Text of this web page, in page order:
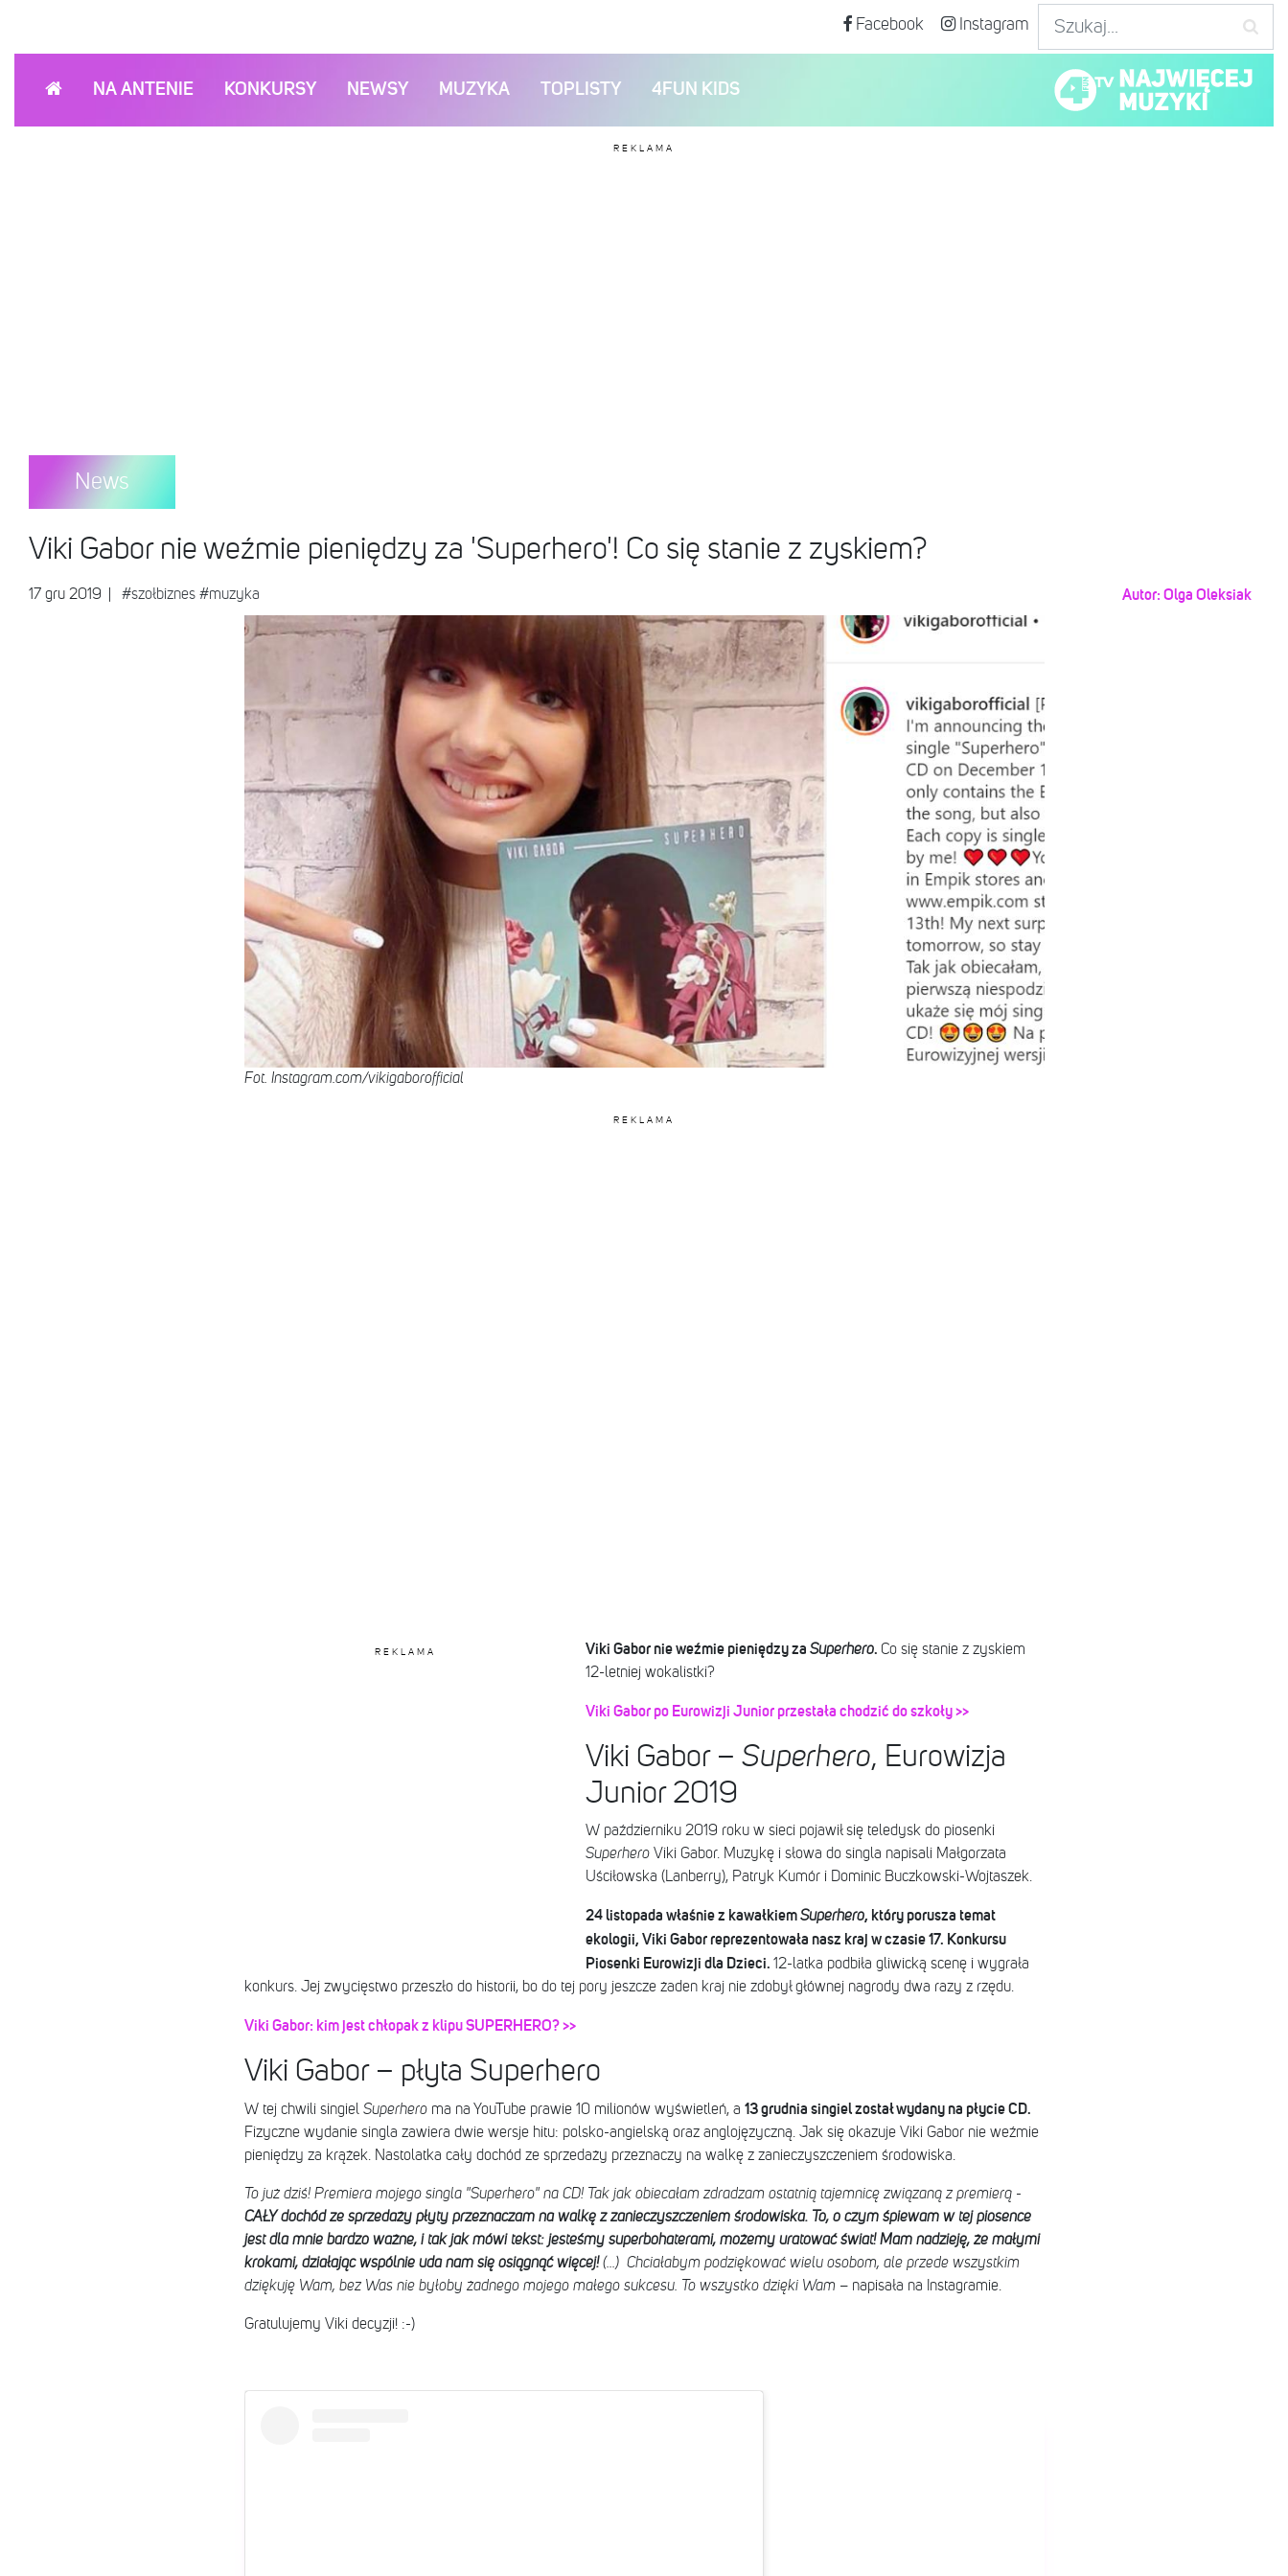
Facebook Instagram
NA ANTENIE KONKURSY NEWSY MUZYKA TOPLISTY 4FUN KIDS
REKLAMA
News
Viki Gabor nie weźmie pieniędzy za 'Superhero'! Co się stanie z zyskiem?
17 gru 2019 #szołbiznes #muzyka Autor: Olga Oleksiak
Fot. Instagram.com/vikigaborofficial
REKLAMA
REKLAMA Viki Gabor nie weźmie pieniędzy za Superhero. Co się stanie z zyskiem
12-letniej wokalistki?
Viki Gabor po Eurowizji Junior przestała chodzić do szkoły >>
Viki Gabor – Superhero, Eurowizja
Junior 2019
W październiku 2019 roku w sieci pojawił się teledysk do piosenki
Superhero Viki Gabor. Muzykę i słowa do singla napisali Małgorzata
Uściłowska (Lanberry), Patryk Kumór i Dominic Buczkowski-Wojtaszek​.
24 listopada właśnie z kawałkiemSuperhero, który porusza temat
ekologii, Viki Gabor reprezentowała nasz kraj w czasie 17. Konkursu
Piosenki Eurowizji dla Dzieci. 12-latka podbiła gliwicką scenę i wygrała
konkurs. Jej zwycięstwo przeszło do historii, bo do tej pory jeszcze żaden kraj nie zdobył głównej nagrody dwa razy z rzędu.
Viki Gabor: kim jest chłopak z klipu SUPERHERO? >>
Viki Gabor – płyta Superhero
W tej chwili singiel Superhero ma na YouTube prawie 10 milionów wyświetleń, a 13 grudnia singiel został wydany na płycie CD.
Fizyczne wydanie singla zawiera dwie wersje hitu: polsko-angielską oraz anglojęzyczną. Jak się okazuje Viki Gabor nie weźmie
pieniędzy za krążek. Nastolatka cały dochód ze sprzedaży przeznaczy na walkę z zanieczyszczeniem środowiska.
To już dziś! Premiera mojego singla "Superhero" na CD! Tak jak obiecałam zdradzam ostatnią tajemnicę związaną z premierą -
CAŁY dochód ze sprzedaży płyty przeznaczam na walkę z zanieczyszczeniem środowiska. To, o czym śpiewam w tej piosence
jest dla mnie bardzo ważne, i tak jak mówi tekst: jesteśmy superbohaterami, możemy uratować świat! Mam nadzieję, że małymi
krokami, działając wspólnie uda nam się osiągnąć więcej!(...) Chciałabym podziękować wielu osobom, ale przede wszystkim
dziękuję Wam, bez Was nie byłoby żadnego mojego małego sukcesu. To wszystko dzięki Wam – napisała na Instagramie.
Gratulujemy Viki decyzji! :-)